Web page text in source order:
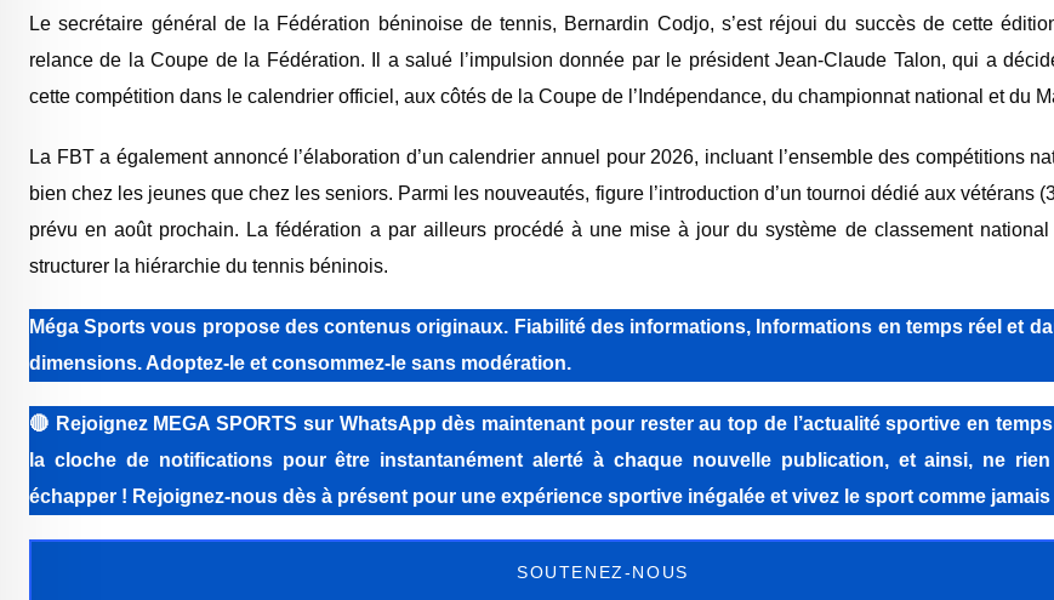
Le secrétaire général de la Fédération béninoise de tennis, Bernardin Codjo, s’est réjoui du succès de cette
relance de la Coupe de la Fédération. Il a salué l’impulsion donnée par le présidentJean-Claude Talon, qui a
cette compétition dans le calendrier officiel, aux côtés de la Coupe de l’Indépendance, du championnat national et du
La FBT a également annoncé l’élaboration d’un calendrier annuel pour 2026, incluant l’ensemble des compétitions
bien chez les jeunes que chez les seniors. Parmi les nouveautés, figure l’introduction d’un tournoi dédié aux vétérans
prévu en août prochain. La fédération a par ailleurs procédé à une mise à jour du système de classement
structurer la hiérarchie du tennis béninois.
Méga Sports vous propose des contenus originaux. Fiabilité des informations, Informations en temps réel et
dimensions. Adoptez-le et consommez-le sans modération.
🔴 Rejoignez MEGA SPORTS sur WhatsApp dès maintenant pour rester au top de l’actualité sportive en
la cloche de notifications pour être instantanément alerté à chaque nouvelle publication, et ainsi, ne
échapper ! Rejoignez-nous dès à présent pour une expérience sportive inégalée et vivez le sport comme
SOUTENEZ-NOUS